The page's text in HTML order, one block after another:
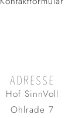
ADRESSE
Hof SinnVoll
Ohlrade 7